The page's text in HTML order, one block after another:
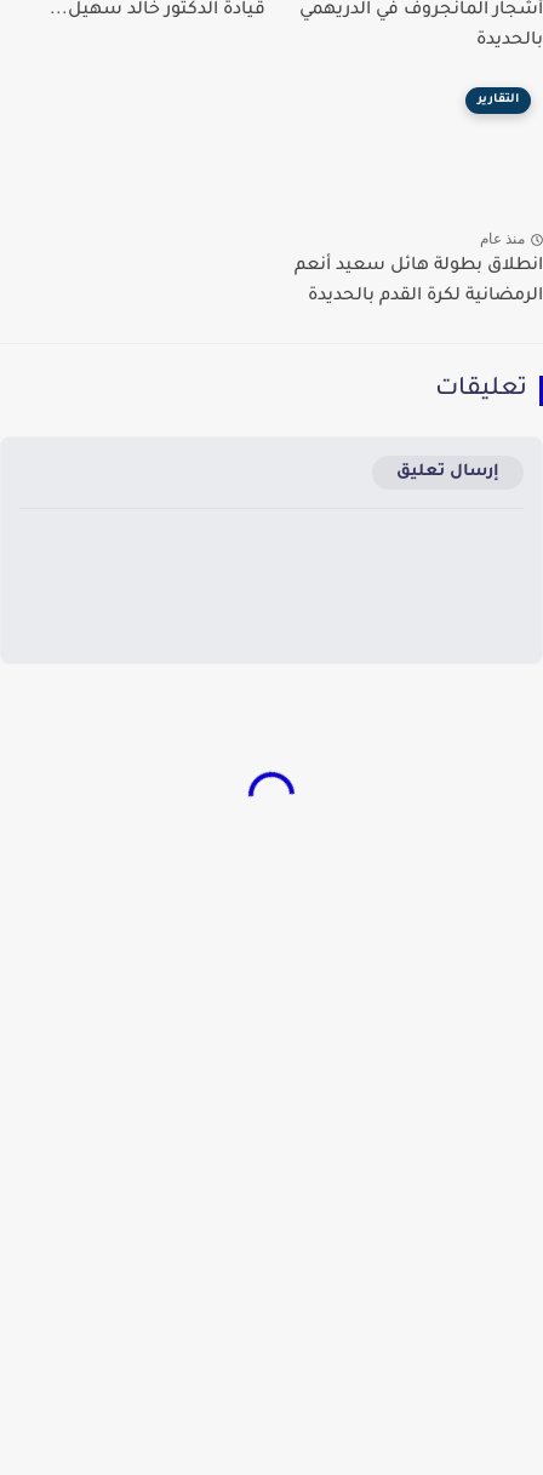
المانجروف في الدريهمي
قيادة الدكتور خالد سهيل...
التقارير
عام
بطولة هائل سعيد أنعم
لكرة القدم بالحديدة
إرسال تعليق